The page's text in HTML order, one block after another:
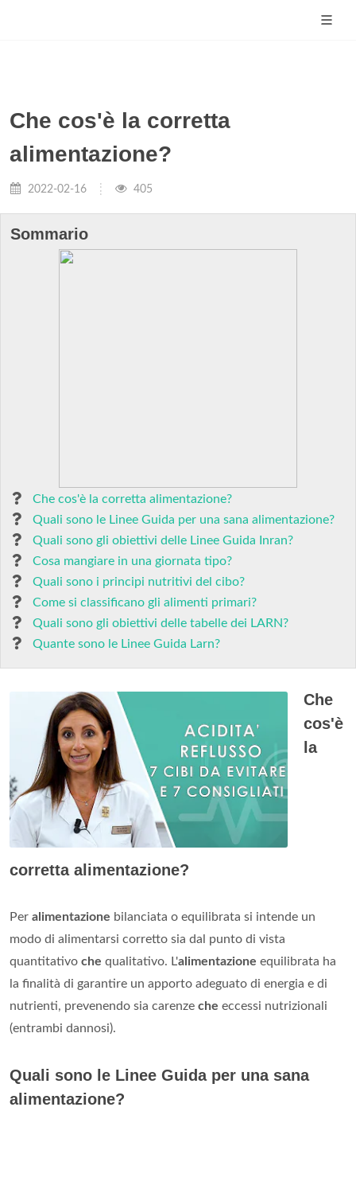
Che cos'è la corretta
alimentazione?
2022-02-16 405
Sommario
Che cos'è la corretta alimentazione?
Quali sono le Linee Guida per una sana alimentazione?
Quali sono gli obiettivi delle Linee Guida Inran?
Cosa mangiare in una giornata tipo?
Quali sono i principi nutritivi del cibo?
Come si classificano gli alimenti primari?
Quali sono gli obiettivi delle tabelle dei LARN?
Quante sono le Linee Guida Larn?
Che
cos'è
la
corretta alimentazione?
Per alimentazione bilanciata o equilibrata si intende un
modo di alimentarsi corretto sia dal punto di vista
quantitativo che qualitativo. L'alimentazione equilibrata ha
la finalità di garantire un apporto adeguato di energia e di
nutrienti, prevenendo sia carenze che eccessi nutrizionali
(entrambi dannosi).
Quali sono le Linee Guida per una sana
alimentazione?